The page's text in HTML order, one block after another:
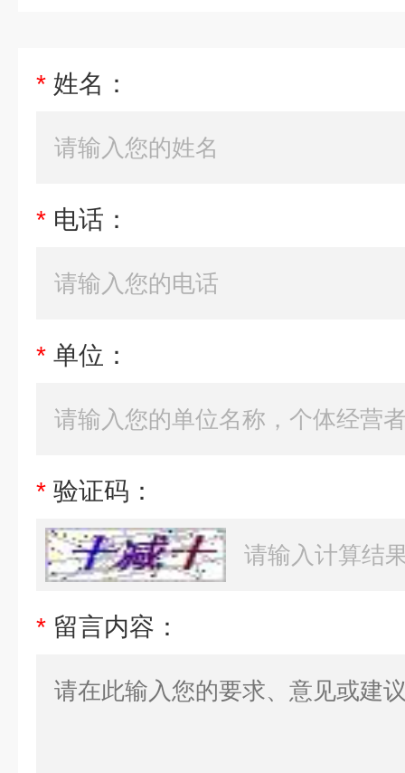
* 姓名：
* 电话：
* 单位：
* 验证码：
* 留言内容：